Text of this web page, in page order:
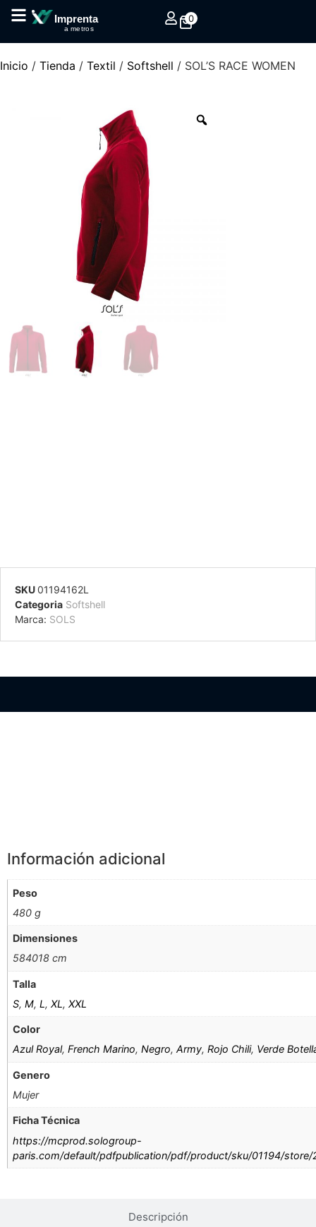
Imprenta
a metros
0
Inicio / Tienda / Textil / Softshell / SOL’S RACE WOMEN
SKU01194162L
Categoria Softshell
Marca: SOLS
Descripción
Información adicional
Peso
480 g
Dimensiones
584018 cm
Talla
S,M,L,XL,XXL
Color
Azul Royal,French Marino,Negro,Army,Rojo Chili, Verde
Genero
Mujer
Ficha Técnica
https://mcprod.sologroup-
paris.com/default/pdfpublication/pdf/product/sku/01194/